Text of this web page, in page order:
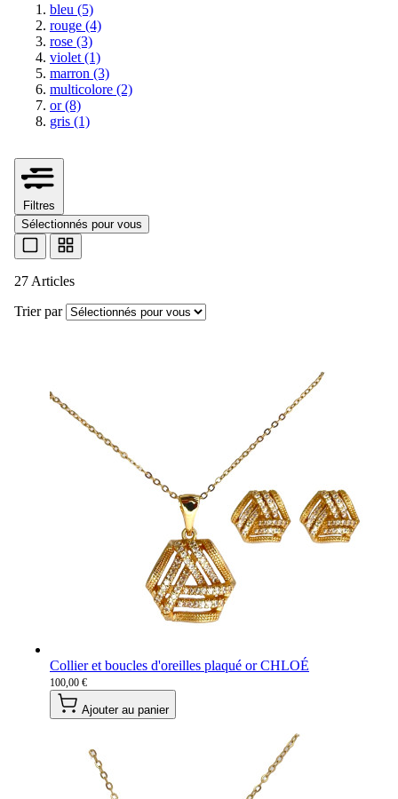
bleu (5)
rouge (4)
rose (3)
violet (1)
marron (3)
multicolore (2)
or (8)
gris (1)
Filtres
Sélectionnés pour vous
27 Articles
Trier par
Collier et boucles d'oreilles plaqué or CHLOÉ
100,00 €
Ajouter au panier